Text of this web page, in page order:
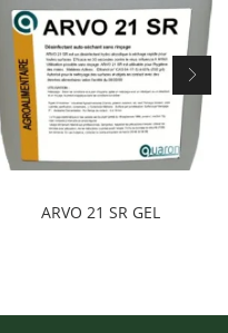
ARVO 21 SR GEL